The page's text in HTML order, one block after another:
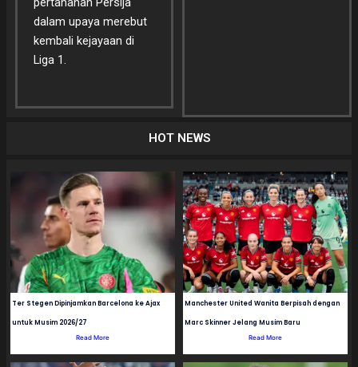
dalam upaya merebut
kembali kejayaan di
Liga 1.
HOT NEWS
Ter Stegen Dipinjamkan Barcelona ke Ajax
untuk Musim 2026/27
Read More
Manchester United Wanita Berpisah dengan
Marc Skinner Jelang Musim Baru
Read More